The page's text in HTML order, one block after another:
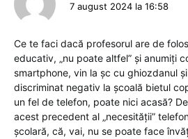
7 august 2024 la 16:58
Ce te faci dacă profesorul are de
educativ, „nu poate altfel” și anumiți
smartphone, vin la șc cu ghiozdanul
discriminat negativ la școală bietul
un fel de telefon, poate nici acasă?
acest precedent al „necesității”
școlară, că, vai, nu se poate face